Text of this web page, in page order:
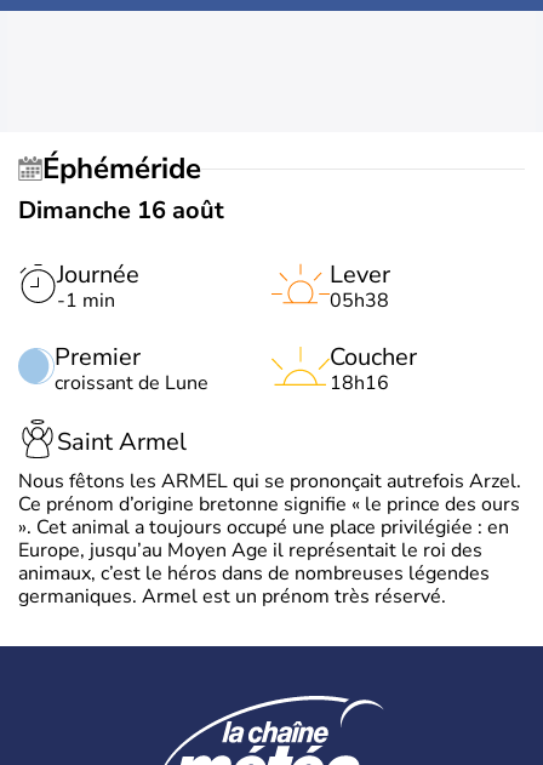
Éphéméride
Dimanche 16 août
Journée
-1 min
Premier
croissant de Lune
Lever
05h38
Coucher
18h16
Saint Armel
Nous fêtons les ARMEL qui se prononçait autrefois Arzel.
Ce prénom d’origine bretonne signifie « le prince des ours
». Cet animal a toujours occupé une place privilégiée : en
Europe, jusqu’au Moyen Age il représentait le roi des
animaux, c’est le héros dans de nombreuses légendes
germaniques. Armel est un prénom très réservé.